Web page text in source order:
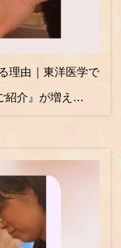
理由｜東洋医学で
介』が増え…